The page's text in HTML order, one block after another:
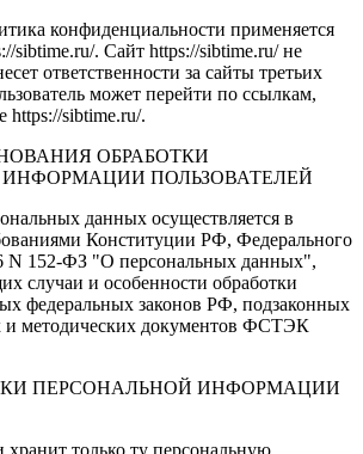
конфиденциальности применяется
sibtime.ru/. Сайт https://sibtime.ru/ не
ответственности за сайты третьих
может перейти по ссылкам,
https://sibtime.ru/.
ОБРАБОТКИ
ПОЛЬЗОВАТЕЛЕЙ
данных осуществляется в
Конституции РФ, Федерального
N 152-ФЗ "О персональных данных",
случаи и особенности обработки
федеральных законов РФ, подзаконных
и методических документов ФСТЭК
ПЕРСОНАЛЬНОЙ ИНФОРМАЦИИ
хранит только ту персональную